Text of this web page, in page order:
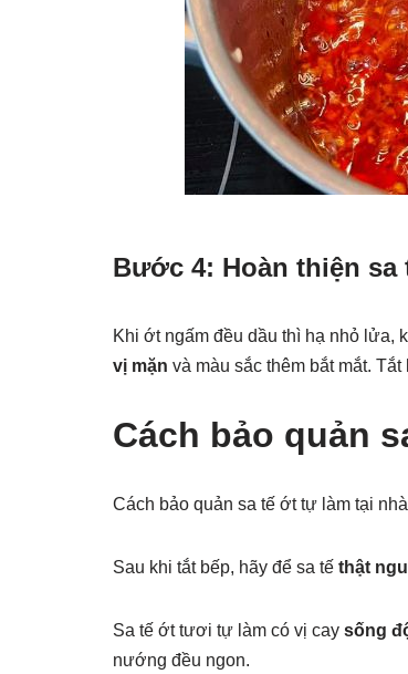
Bước 4: Hoàn thiện sa
Khi ớt ngấm đều dầu thì hạ nhỏ lửa,
vị mặn và màu sắc thêm bắt mắt.
Cách bảo quản
Cách bảo quản sa tế ớt tự làm tại
Sau khi tắt bếp, hãy để sa tế thật
Sa tế ớt tươi tự làm có vị cay sống
nướng đều ngon.